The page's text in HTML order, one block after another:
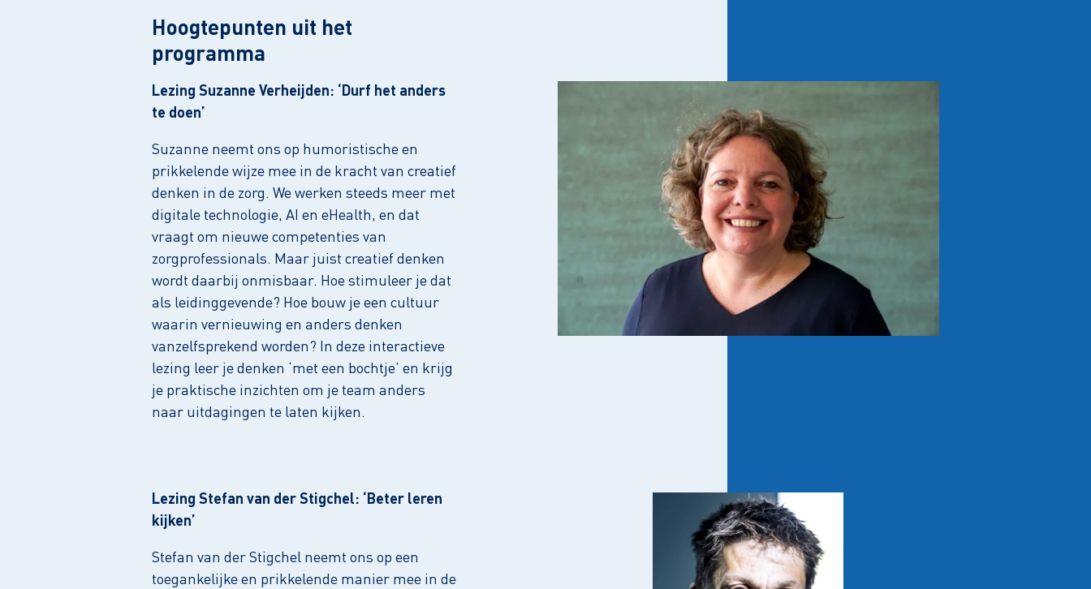
Hoogtepunten uit het
programma
Lezing Suzanne Verheijden: ‘Durf het anders
te doen’
Suzanne neemt ons op humoristische en
prikkelende wijze mee in de kracht van creatief
denken in de zorg. We werken steeds meer met
digitale technologie, AI en eHealth, en dat
vraagt om nieuwe competenties van
zorgprofessionals. Maar juist creatief denken
wordt daarbij onmisbaar. Hoe stimuleer je dat
als leidinggevende? Hoe bouw je een cultuur
waarin vernieuwing en anders denken
vanzelfsprekend worden? In deze interactieve
lezing leer je denken ‘met een bochtje’ en krijg
je praktische inzichten om je team anders
naar uitdagingen te laten kijken.
Lezing Stefan van der Stigchel: ‘Beter leren
kijken’
Stefan van der Stigchel neemt ons op een
toegankelijke en prikkelende manier mee in de